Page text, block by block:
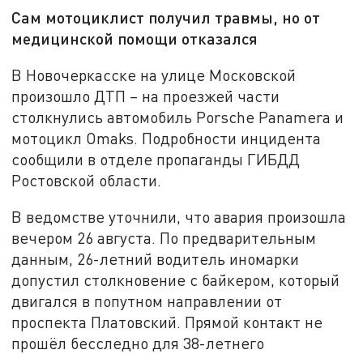
Сам мотоциклист получил травмы, но от
медицинской помощи отказался
В Новочеркасске на улице Московской
произошло ДТП – на проезжей части
столкнулись автомобиль Porsche Panamera и
мотоцикл Omaks. Подробности инцидента
сообщили в отделе пропаганды ГИБДД
Ростовской области.
В ведомстве уточнили, что авария произошла
вечером 26 августа. По предварительным
данным, 26-летний водитель иномарки
допустил столкновение с байкером, который
двигался в попутном направлении от
проспекта Платовский. Прямой контакт не
прошёл бесследно для 38-летнего